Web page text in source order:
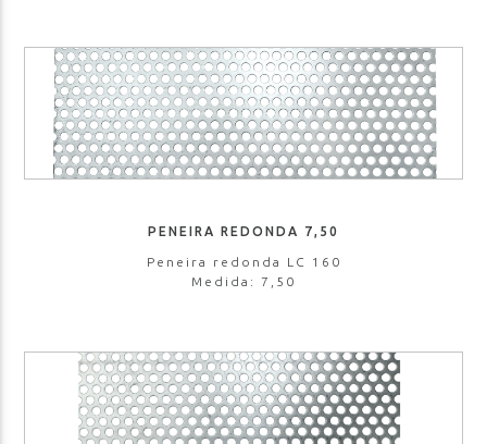
PENEIRA REDONDA 7,50
Peneira redonda LC 160
Medida: 7,50